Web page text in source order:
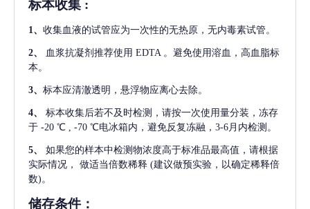
标本收集 :
1 、 收集血液的试管应为一次性的无热原，无内毒素试管。
2、 血浆抗凝剂推荐使用 EDTA 。避免使用溶血，高血脂标
本。
3、 标本应清澈透明，悬浮物应离心去除。
4、
标本收集后若不及时检测，请按一次使用量分装，冻存
于 -20 ℃ , -70 ℃电冰箱内，避免反复冻融，3-6月内检测。
5、
如果您的样本中检测物浓度高于标准品最高值，请根据
实际情况，
做适当倍数稀释 (建议做预实验，以确定稀释倍
数)。
储存条件：